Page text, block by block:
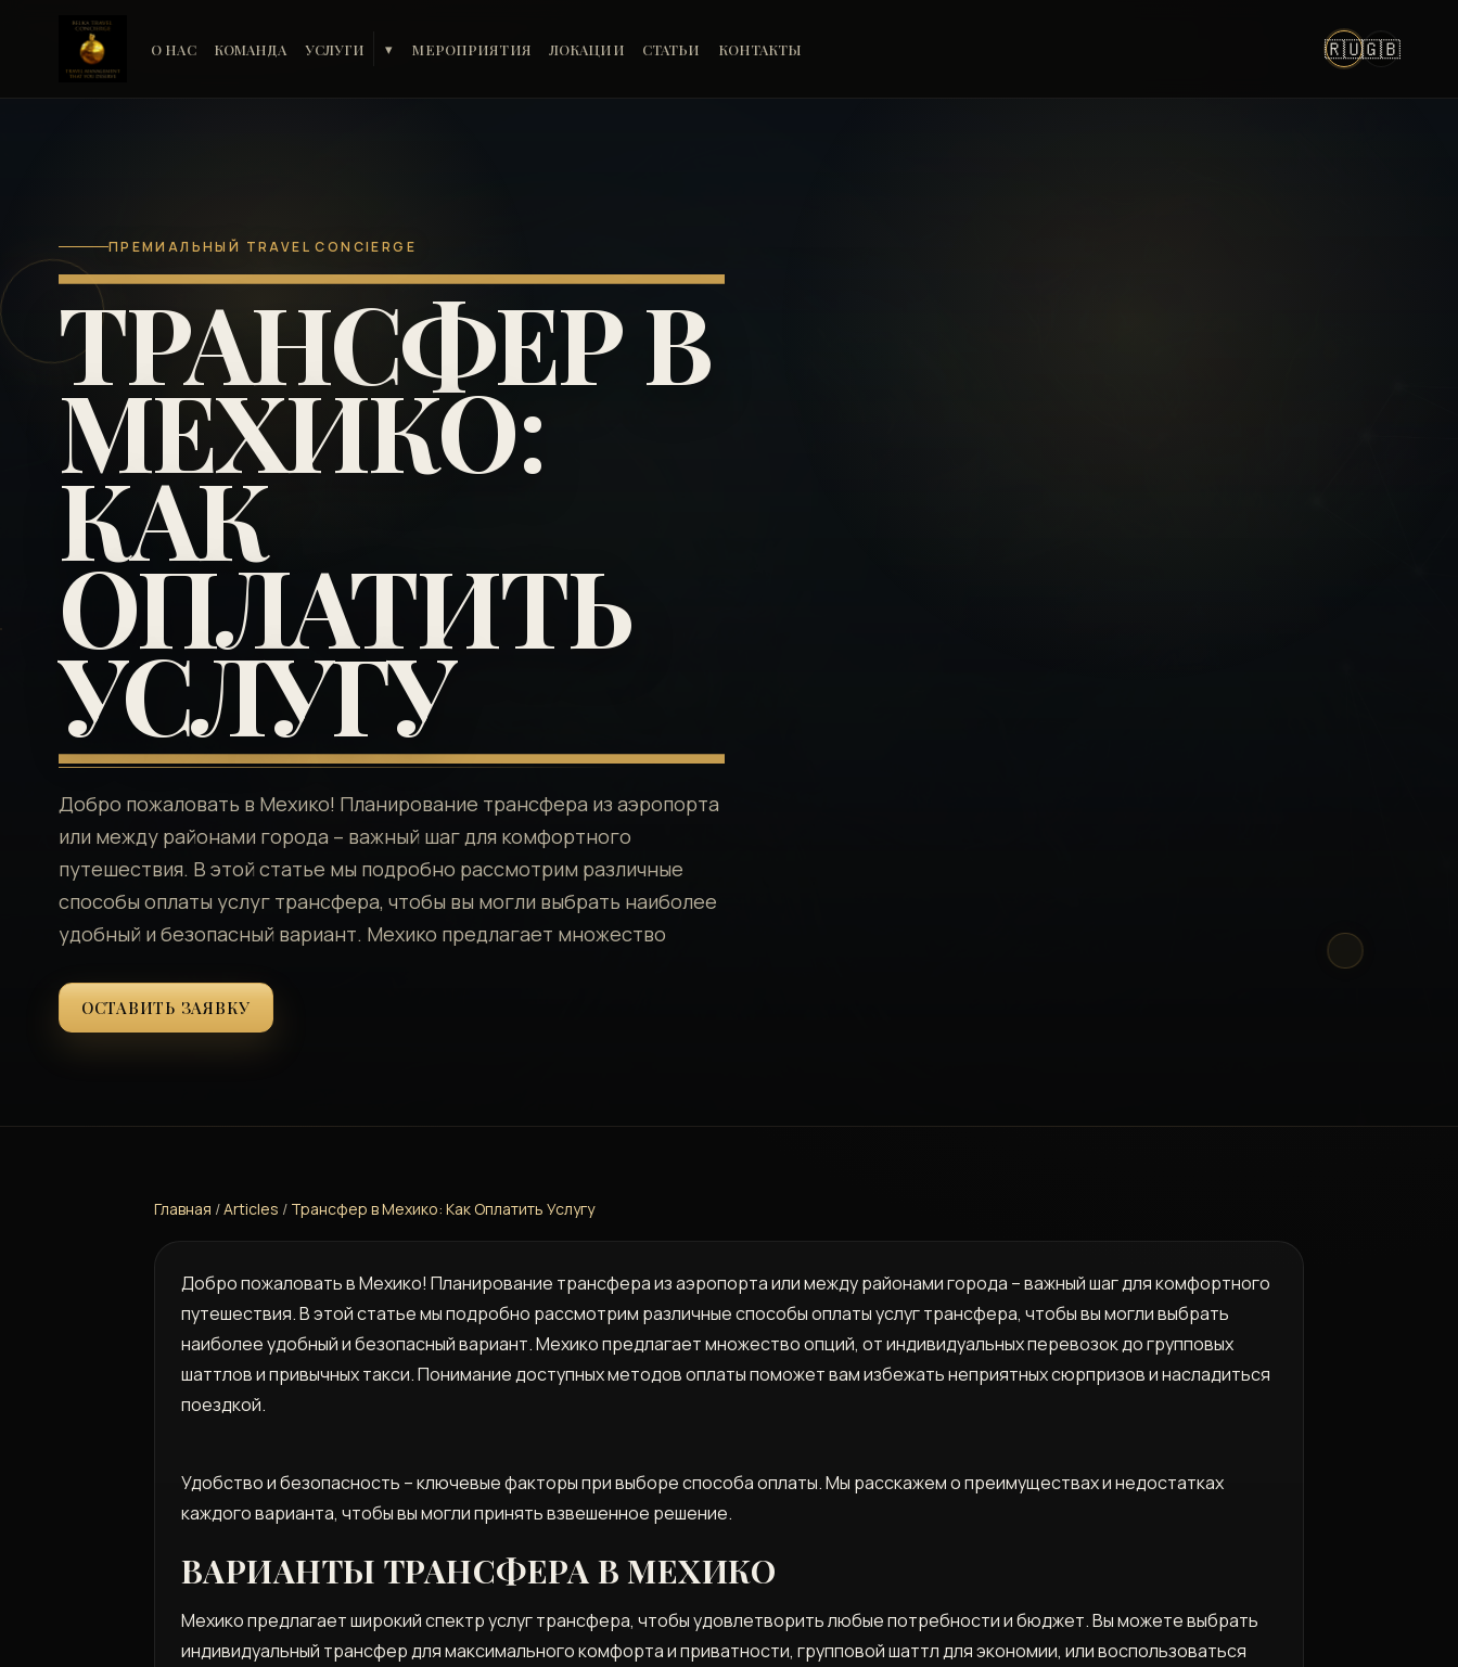
О НАС КОМАНДА УСЛУГИ ▾ МЕРОПРИЯТИЯ ЛОКАЦИИ СТАТЬИ КОНТАКТЫ 🇷🇺🇬🇧
ПРЕМИАЛЬНЫЙ TRAVEL CONCIERGE
ТРАНСФЕР В
МЕХИКО:
КАК
ОПЛАТИТЬ
УСЛУГУ
Добро пожаловать в Мехико! Планирование трансфера из аэропорта
или между районами города – важный шаг для комфортного
путешествия. В этой статье мы подробно рассмотрим различные
способы оплаты услуг трансфера, чтобы вы могли выбрать наиболее
удобный и безопасный вариант. Мехико предлагает множество
ОСТАВИТЬ ЗАЯВКУ
Главная /Articles / Трансфер в Мехико: Как Оплатить Услугу
Добро пожаловать в Мехико! Планирование трансфера из аэропорта или между районами города – важный шаг для комфортного
путешествия. В этой статье мы подробно рассмотрим различные способы оплаты услуг трансфера, чтобы вы могли выбрать
наиболее удобный и безопасный вариант. Мехико предлагает множество опций, от индивидуальных перевозок до групповых
шаттлов и привычных такси. Понимание доступных методов оплаты поможет вам избежать неприятных сюрпризов и насладиться
поездкой.
Удобство и безопасность – ключевые факторы при выборе способа оплаты. Мы расскажем о преимуществах и недостатках
каждого варианта, чтобы вы могли принять взвешенное решение.
ВАРИАНТЫ ТРАНСФЕРА В МЕХИКО
Мехико предлагает широкий спектр услуг трансфера, чтобы удовлетворить любые потребности и бюджет. Вы можете выбрать
индивидуальный трансфер для максимального комфорта и приватности, групповой шаттл для экономии, или воспользоваться